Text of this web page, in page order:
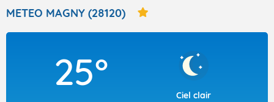
Articles
METEO MAGNY (28120)
25°
Ciel clair